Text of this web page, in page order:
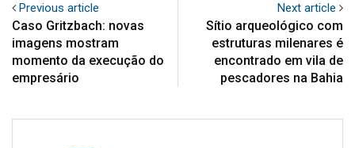
Previous article
Caso Gritzbach: novas
imagens mostram
momento da execução do
empresário
Next article
Sítio arqueológico com
estruturas milenares é
encontrado em vila de
pescadores na Bahia